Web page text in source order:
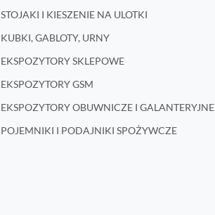
STOJAKI I KIESZENIE NA ULOTKI
KUBKI, GABLOTY, URNY
EKSPOZYTORY SKLEPOWE
EKSPOZYTORY GSM
EKSPOZYTORY OBUWNICZE I GALANTERYJNE
POJEMNIKI I PODAJNIKI SPOŻYWCZE